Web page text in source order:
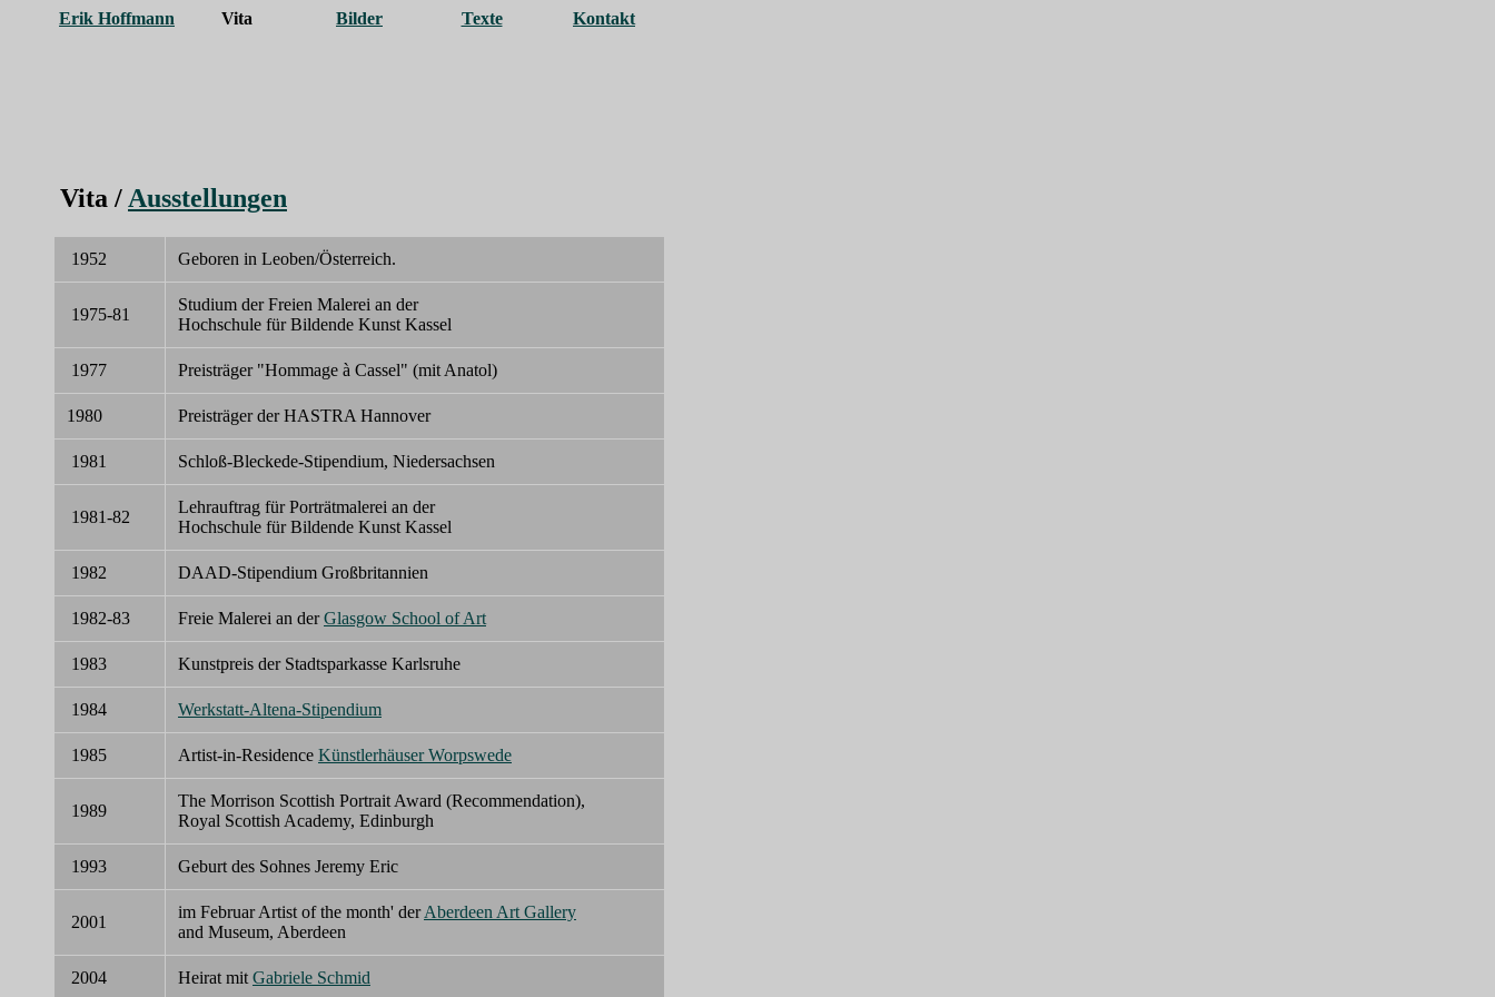
Erik Hoffmann Vita Bilder Texte Kontakt
Vita / Ausstellungen
1952 Geboren in Leoben/Österreich.
1975-81
Studium der Freien Malerei an der
Hochschule für Bildende Kunst Kassel
1977 Preisträger "Hommage à Cassel" (mit Anatol)
1980 Preisträger der HASTRA Hannover
1981 Schloß-Bleckede-Stipendium, Niedersachsen
1981-82
Lehrauftrag für Porträtmalerei an der
Hochschule für Bildende Kunst Kassel
1982 DAAD-Stipendium Großbritannien
1982-83 Freie Malerei an derGlasgow School of Art
1983 Kunstpreis der Stadtsparkasse Karlsruhe
1984 Werkstatt-Altena-Stipendium
1985 Artist-in-Residence Künstlerhäuser Worpswede
1989
The Morrison Scottish Portrait Award (Recommendation),
Royal Scottish Academy, Edinburgh
1993 Geburt des Sohnes Jeremy Eric
2001
im Februar Artist of the month' derAberdeen Art Gallery
and Museum, Aberdeen
2004 Heirat mit Gabriele Schmid